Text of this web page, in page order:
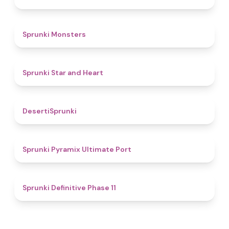
Sprunki Monsters
Sprunki Star and Heart
DesertiSprunki
Sprunki Pyramix Ultimate Port
Sprunki Definitive Phase 11